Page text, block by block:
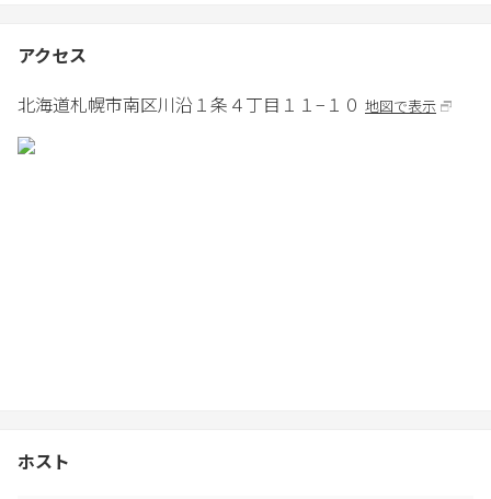
・レイトチェックアウトはチェックアウト日前日15時までにご連
・敷地内全面禁煙
イン1週間前までにご連絡ください。それ以降は人数変更による返
上記のルール違反が発覚した場合別途料金を請求いたします。
アクセス
北海道札幌市南区川沿１条４丁目１１−１０ 地図で表示
ホスト